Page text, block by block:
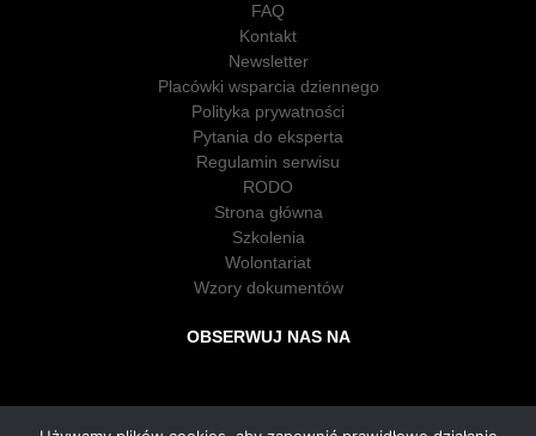
FAQ
Kontakt
Newsletter
Placówki wsparcia dziennego
Polityka prywatności
Pytania do eksperta
Regulamin serwisu
RODO
Strona główna
Szkolenia
Wolontariat
Wzory dokumentów
OBSERWUJ NAS NA